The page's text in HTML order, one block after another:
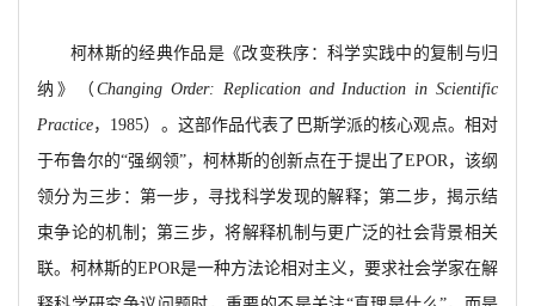
柯林斯的经典作品是《改变秩序：科学实践中的复制与归
纳》（Changing Order: Replication and Induction in Scientific
Practice， 1985）。这部作品代表了巴斯学派的核心观点。相对
于布鲁尔的“强纲领”，柯林斯的创新点在于提出了EPOR，该纲
领分为三步：第一步，寻找科学发现的解释；第二步，揭示结
束争论的机制；第三步，将解释机制与更广泛的社会背景相关
联。柯林斯的EPOR是一种方法论相对主义，要求社会学家在解